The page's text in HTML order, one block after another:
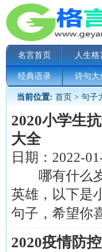
名言首页 人生格
经典语录 诗句大
当前位置: 首页 > 句子
2020小学生
大全
日期： 2022-
哪有什么岁
英雄，以下是
句子，希望
2020疫情防